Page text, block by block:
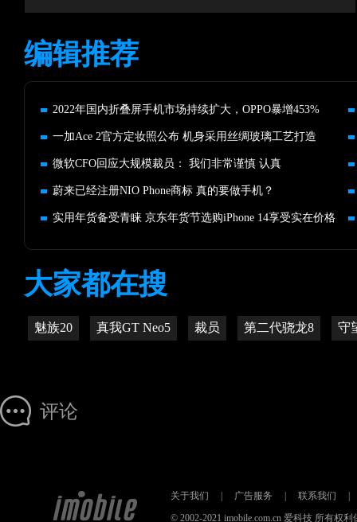
编辑推荐
2022年国内折叠屏手机市场持续扩大，OPPO暴增453%
一加Ace 2官方定妆照公布 机身采用丝绸玻璃工艺打造
微软CFO回应大规模裁员： 我们非常谨慎 认真
蔚来已经注册NIO Phone商标 真的要做手机？
实用年货备受青睐 京东年货节选购iPhone 14享受实在价格
大家都在搜
魅族20 真我GT Neo5 裁员 第二代骁龙8 守
评论
关于我们 广告服务 联系我们
© 2002-2021 imobile.com.cn 爱科技 所有权